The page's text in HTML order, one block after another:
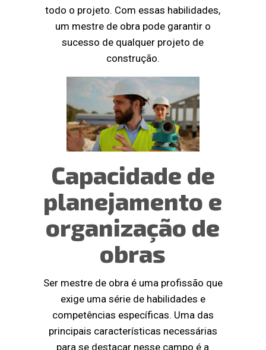
todo o projeto. Com essas habilidades,
um mestre de obra pode garantir o
sucesso de qualquer projeto de
construção.
Capacidade de
planejamento e
organização de
obras
Ser mestre de obra é uma profissão que
exige uma série de habilidades e
competências específicas. Uma das
principais características necessárias
para se destacar nesse campo é a